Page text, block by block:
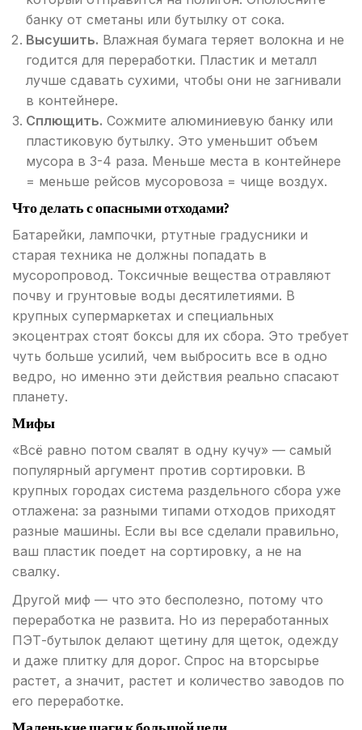
банку от сметаны или бутылку от сока.
Высушить. Влажная бумага теряет волокна и не
годится для переработки. Пластик и металл
лучше сдавать сухими, чтобы они не загнивали
в контейнере.
Сплющить. Сожмите алюминиевую банку или
пластиковую бутылку. Это уменьшит объем
мусора в 3-4 раза. Меньше места в контейнере
= меньше рейсов мусоровоза = чище воздух.
Что делать с опасными отходами?
Батарейки, лампочки, ртутные градусники и
старая техника не должны попадать в
мусоропровод. Токсичные вещества отравляют
почву и грунтовые воды десятилетиями. В
крупных супермаркетах и специальных
экоцентрах стоят боксы для их сбора. Это требует
чуть больше усилий, чем выбросить все в одно
ведро, но именно эти действия реально спасают
планету.
Мифы
«Всё равно потом свалят в одну кучу» — самый
популярный аргумент против сортировки. В
крупных городах система раздельного сбора уже
отлажена: за разными типами отходов приходят
разные машины. Если вы все сделали правильно,
ваш пластик поедет на сортировку, а не на
свалку.
Другой миф — что это бесполезно, потому что
переработка не развита. Но из переработанных
ПЭТ-бутылок делают щетину для щеток, одежду
и даже плитку для дорог. Спрос на вторсырье
растет, а значит, растет и количество заводов по
его переработке.